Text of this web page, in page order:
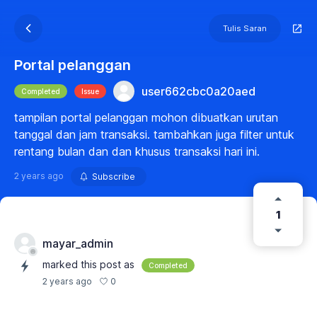
Tulis Saran
Portal pelanggan
Completed Issue
user662cbc0a20aed
tampilan portal pelanggan mohon dibuatkan urutan
tanggal dan jam transaksi. tambahkan juga filter untuk
rentang bulan dan dan khusus transaksi hari ini.
2 years ago Subscribe
1
mayar_admin
marked this post as Completed
2 years ago 0